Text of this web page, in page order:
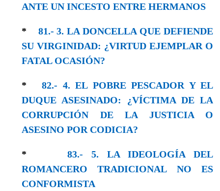
ANTE UN INCESTO ENTRE HERMANOS
* 81.- 3. LA DONCELLA QUE DEFIENDE
SU VIRGINIDAD: ¿VIRTUD EJEMPLAR O
FATAL OCASIÓN?
*82.- 4. EL POBRE PESCADOR Y EL
DUQUE ASESINADO: ¿VÍCTIMA DE LA
CORRUPCIÓN DE LA JUSTICIA O
ASESINO POR CODICIA?
*83.- 5. LA IDEOLOGÍA DEL
ROMANCERO TRADICIONAL NO ES
CONFORMISTA